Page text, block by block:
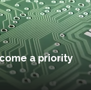
a priority